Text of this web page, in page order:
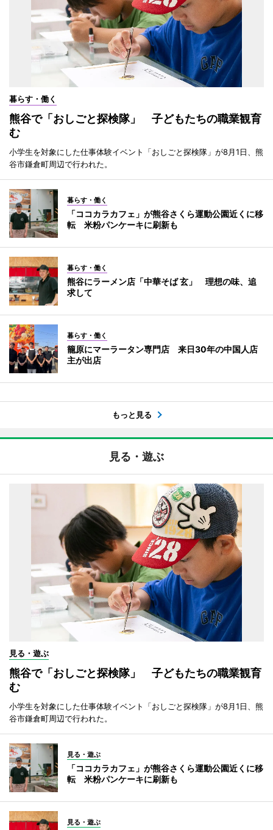
暮らす・働く
熊谷で「おしごと探検隊」 子どもたちの職業観育
む
小学生を対象にした仕事体験イベント「おしごと探検隊」が8月1日、熊
谷市鎌倉町周辺で行われた。
暮らす・働く
「ココカラカフェ」が熊谷さくら運動公園近くに移
転 米粉パンケーキに刷新も
暮らす・働く
熊谷にラーメン店「中華そば 玄」 理想の味、追
求して
暮らす・働く
籠原にマーラータン専門店 来日30年の中国人店
主が出店
もっと見る
見る・遊ぶ
見る・遊ぶ
熊谷で「おしごと探検隊」 子どもたちの職業観育
む
小学生を対象にした仕事体験イベント「おしごと探検隊」が8月1日、熊
谷市鎌倉町周辺で行われた。
見る・遊ぶ
「ココカラカフェ」が熊谷さくら運動公園近くに移
転 米粉パンケーキに刷新も
見る・遊ぶ